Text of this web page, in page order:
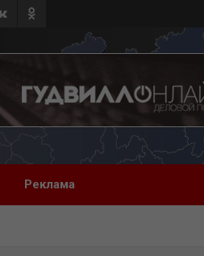
Реклама